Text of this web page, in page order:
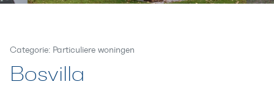
Categorie: Particuliere woningen
Bosvilla